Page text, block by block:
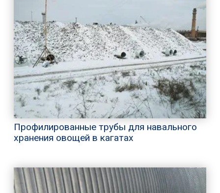
Профилированные трубы для навального
хранения овощей в кагатах